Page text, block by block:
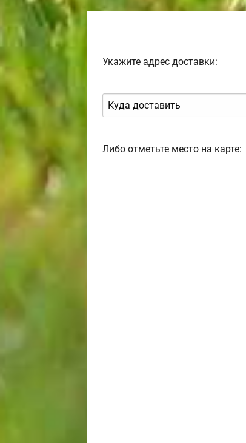
Укажите адрес доставки:
Либо отметьте место на карте: